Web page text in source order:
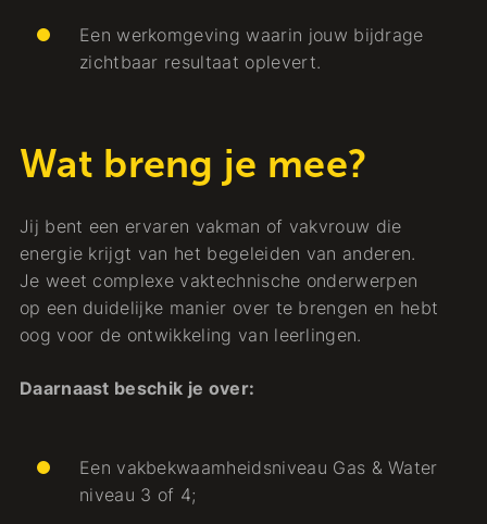
Een werkomgeving waarin jouw bijdrage
zichtbaar resultaat oplevert.
Wat breng je mee?
Jij bent een ervaren vakman of vakvrouw die
energie krijgt van het begeleiden van anderen.
Je weet complexe vaktechnische onderwerpen
op een duidelijke manier over te brengen en hebt
oog voor de ontwikkeling van leerlingen.
Daarnaast beschik je over:
Een vakbekwaamheidsniveau Gas & Water
niveau 3 of 4;